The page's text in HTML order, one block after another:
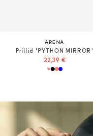
ARENA
Prillid 'PYTHON MIRROR'
22,39 €